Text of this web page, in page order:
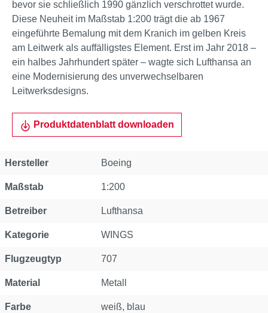
bevor sie schließlich 1990 gänzlich verschrottet wurde.
Diese Neuheit im Maßstab 1:200 trägt die ab 1967
eingeführte Bemalung mit dem Kranich im gelben Kreis
am Leitwerk als auffälligstes Element. Erst im Jahr 2018 –
ein halbes Jahrhundert später – wagte sich Lufthansa an
eine Modernisierung des unverwechselbaren
Leitwerksdesigns.
Produktdatenblatt downloaden
Eigenschaft
Hersteller Boeing
Maßstab 1:200
Betreiber Lufthansa
Kategorie WINGS
Flugzeugtyp 707
Material Metall
Farbe weiß, blau